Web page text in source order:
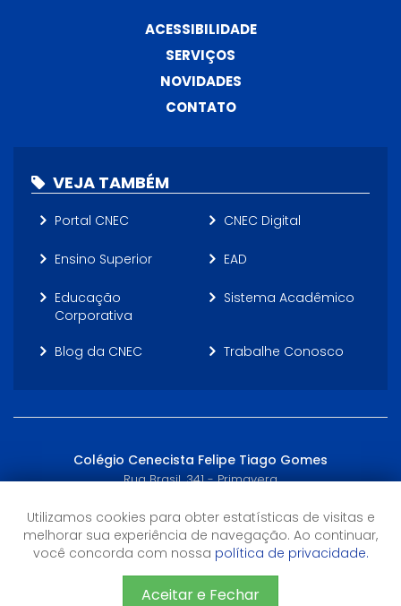
ACESSIBILIDADE
SERVIÇOS
NOVIDADES
CONTATO
VEJA TAMBÉM
Portal CNEC CNEC Digital
Ensino Superior EAD
Educação
Corporativa
Sistema Acadêmico
Blog da CNEC Trabalhe Conosco
Colégio Cenecista Felipe Tiago Gomes
Rua Brasil, 341 - Primavera
Horário de Atendimento
2ª à 6ª feira, das 7h15 às 11h40 / 13h10 às 17h30
©2026 CNEC - Todos os direitos reservados
Utilizamos cookies para obter estatísticas de visitas e
melhorar sua experiência de navegação. Ao continuar,
você concorda com nossa política de privacidade.
Aceitar e Fechar